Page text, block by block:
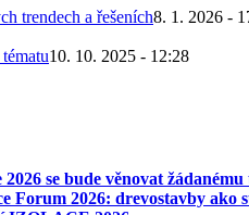
trendech a řešeních8. 1. 2026 -
10. 10. 2025 - 12:28
se bude věnovat žádanému
Forum 2026: drevostavby ako